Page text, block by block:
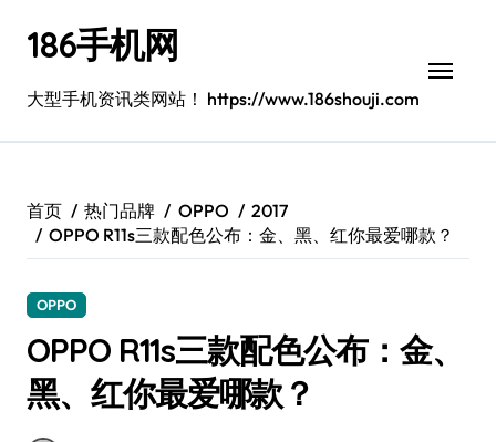
186手机网
大型手机资讯类网站！ https://www.186shouji.com
首页 热门品牌 OPPO
2017
OPPO R11s三款配色公布：金、黑、红你最爱哪款？
OPPO
OPPO R11s三款配色公布：金、
黑、红你最爱哪款？